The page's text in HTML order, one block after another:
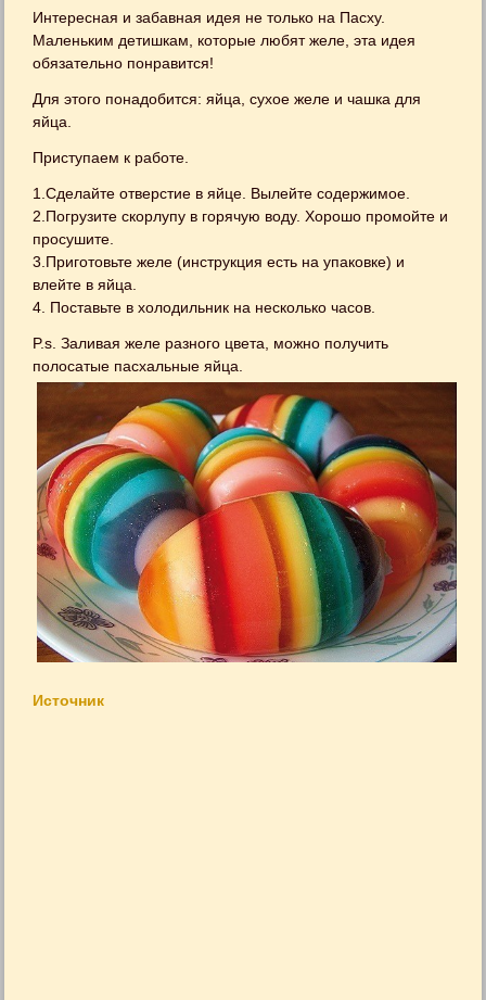
Интересная и забавная идея не только на Пасху.
Маленьким детишкам, которые любят желе, эта идея
обязательно понравится!
Для этого понадобится: яйца, сухое желе и чашка для
яйца.
Приступаем к работе.
1.Сделайте отверстие в яйце. Вылейте содержимое.
2.Погрузите скорлупу в горячую воду. Хорошо промойте и
просушите.
3.Приготовьте желе (инструкция есть на упаковке) и
влейте в яйца.
4. Поставьте в холодильник на несколько часов.
P.s. Заливая желе разного цвета, можно получить
полосатые пасхальные яйца.
Источник